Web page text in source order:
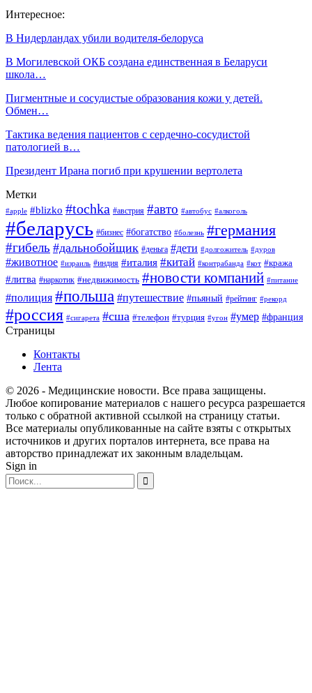
Интересное:
В Нидерландах убили водителя-белоруса
В Могилевской ОКБ создана единственная в Беларуси
школа…
Пигментные и сосудистые образования кожи у детей.
Обмен…
Тактика ведения пациентов с сердечно-сосудистой
патологией в…
Президент Ирана погиб при крушении вертолета
Метки
#apple #blizko #tochka #австрия #авто #автобус #алкоголь
#беларусь #бизнес #богатство #болезнь #германия
#гибель #дальнобойщик #деньга #дети #долгожитель #дуров
#животное #израиль #индия #италия #китай #контрабанда #кот #кража
#литва #наркотик #недвижимость #новости компаний #питание
#полиция #польша #путешествие #пьяный #рейтинг #рекорд
#россия #сигарета #сша #телефон #турция #угон #умер #франция
Страницы
Контакты
Лента
© 2026 - Медицинские новости. Все права защищены.
Любое копирование материалов с нашего ресурса разрешается
только с обратной активной ссылкой на страницу статьи.
Все материалы опубликованные на сайте взяты с открытых
источников и других порталов интернета, все права на
авторство принадлежат их законным владельцам.
Sign in